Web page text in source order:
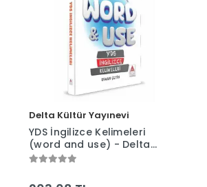
Delta Kültür Yayınevi
YDS İngilizce Kelimeleri
(word and use) - Delta
Kültür Yayınevi